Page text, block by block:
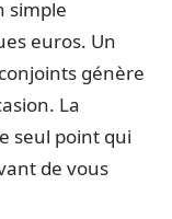
simple
euros. Un
génère
La
seul point qui
de vous